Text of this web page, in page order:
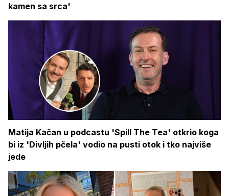
kamen sa srca'
Matija Kačan u podcastu 'Spill The Tea' otkrio koga
bi iz 'Divljih pčela' vodio na pusti otok i tko najviše
jede